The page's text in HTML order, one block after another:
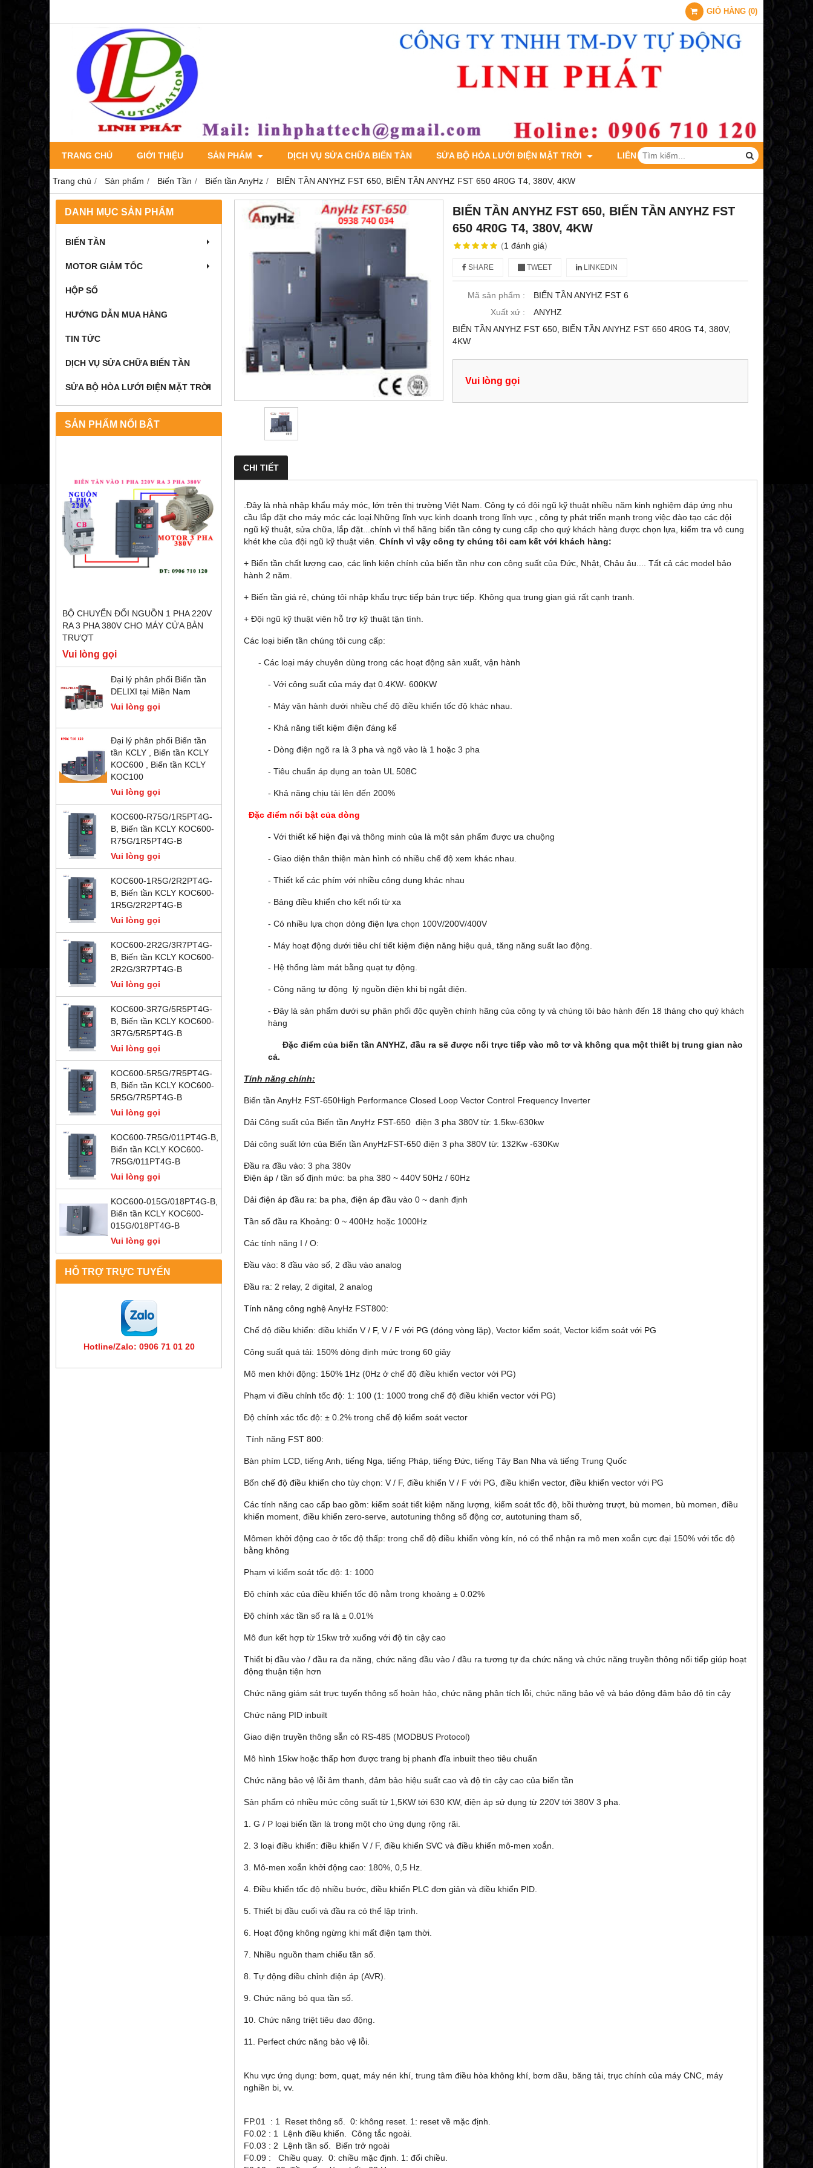
GIỎ HÀNG (0)
TRANG CHỦ GIỚI THIỆU SẢN PHẨM DỊCH VỤ SỬA CHỮA BIẾN TẦN SỬA BỘ HÒA LƯỚI ĐIỆN MẶT TRỜI LIÊN HỆ
Trang chủ Sản phẩm Biến Tần Biến tần AnyHz BIẾN TẦN ANYHZ FST 650, BIẾN TẦN ANYHZ FST 650 4R0G T4, 380V, 4KW
DANH MỤC SẢN PHẨM
BIẾN TẦN
MOTOR GIẢM TỐC
HỘP SỐ
HƯỚNG DẪN MUA HÀNG
TIN TỨC
DỊCH VỤ SỬA CHỮA BIẾN TẦN
SỬA BỘ HÒA LƯỚI ĐIỆN MẶT TRỜI
SẢN PHẨM NỔI BẬT
BỘ CHUYỂN ĐỔI NGUỒN 1 PHA 220V
RA 3 PHA 380V CHO MÁY CỬA BÀN
TRƯỢT
Vui lòng gọi
Đại lý phân phối Biến tần
DELIXI tại Miền Nam
Vui lòng gọi
Đại lý phân phối Biến tần
tần KCLY , Biến tần KCLY
KOC600 , Biến tần KCLY
KOC100
Vui lòng gọi
KOC600-R75G/1R5PT4G-
B, Biến tần KCLY KOC600-
R75G/1R5PT4G-B
Vui lòng gọi
KOC600-1R5G/2R2PT4G-
B, Biến tần KCLY KOC600-
1R5G/2R2PT4G-B
Vui lòng gọi
KOC600-2R2G/3R7PT4G-
B, Biến tần KCLY KOC600-
2R2G/3R7PT4G-B
Vui lòng gọi
KOC600-3R7G/5R5PT4G-
B, Biến tần KCLY KOC600-
3R7G/5R5PT4G-B
Vui lòng gọi
KOC600-5R5G/7R5PT4G-
B, Biến tần KCLY KOC600-
5R5G/7R5PT4G-B
Vui lòng gọi
KOC600-7R5G/011PT4G-B,
Biến tần KCLY KOC600-
7R5G/011PT4G-B
Vui lòng gọi
KOC600-015G/018PT4G-B,
Biến tần KCLY KOC600-
015G/018PT4G-B
Vui lòng gọi
HỖ TRỢ TRỰC TUYẾN
Hotline/Zalo: 0906 71 01 20
BIẾN TẦN ANYHZ FST 650, BIẾN TẦN ANYHZ FST
650 4R0G T4, 380V, 4KW
(1 đánh giá)
SHARE TWEET LINKEDIN
Mã sản phẩm :
BIẾN TẦN ANYHZ FST 6
Xuất xứ :
ANYHZ
BIẾN TẦN ANYHZ FST 650, BIẾN TẦN ANYHZ FST 650 4R0G T4, 380V,
4KW
Vui lòng gọi
CHI TIẾT
.Đây là nhà nhập khẩu máy móc, lớn trên thị trường Việt Nam. Công ty có đội ngũ kỹ thuật nhiều năm kinh nghiệm đáp ứng nhu
cầu lắp đặt cho máy móc các loại.Những lĩnh vực kinh doanh trong lĩnh vực , công ty phát triển mạnh trong việc đào tạo các đội
ngũ kỹ thuật, sửa chữa, lắp đặt...chính vì thế hãng biến tần công ty cung cấp cho quý khách hàng được chọn lựa, kiểm tra vô cung
khét khe của đội ngũ kỹ thuật viên. Chính vì vậy công ty chúng tôi cam kết với khách hàng:
+ Biến tần chất lượng cao, các linh kiện chính của biến tần như con công suất của Đức, Nhật, Châu âu.... Tất cả các model bảo
hành 2 năm.
+ Biến tần giá rẻ, chúng tôi nhập khẩu trực tiếp bán trực tiếp. Không qua trung gian giá rất cạnh tranh.
+ Đội ngũ kỹ thuật viên hỗ trợ kỹ thuật tận tình.
Các loại biến tần chúng tôi cung cấp:
- Các loại máy chuyên dùng trong các hoạt động sản xuất, vận hành
- Với công suất của máy đạt 0.4KW- 600KW
- Máy vận hành dưới nhiều chế độ điều khiển tốc độ khác nhau.
- Khả năng tiết kiệm điện đáng kể
- Dòng điện ngõ ra là 3 pha và ngõ vào là 1 hoặc 3 pha
- Tiêu chuẩn áp dụng an toàn UL 508C
- Khả năng chịu tải lên đến 200%
Đặc điểm nổi bật của dòng
- Với thiết kế hiện đại và thông minh của là một sản phẩm được ưa chuộng
- Giao diện thân thiện màn hình có nhiều chế độ xem khác nhau.
- Thiết kế các phím với nhiều công dụng khác nhau
- Bảng điều khiển cho kết nối từ xa
- Có nhiều lựa chọn dòng điện lựa chọn 100V/200V/400V
- Máy hoạt động dưới tiêu chí tiết kiệm điện năng hiệu quả, tăng năng suất lao động.
- Hệ thống làm mát bằng quạt tự động.
- Công năng tự động lý nguồn điện khi bị ngắt điện.
- Đây là sản phẩm dưới sự phân phối độc quyền chính hãng của công ty và chúng tôi bảo hành đến 18 tháng cho quý khách
hàng
Đặc điểm của biến tần ANYHZ, đầu ra sẽ được nối trực tiếp vào mô tơ và không qua một thiết bị trung gian nào
cả.
Tính năng chính:
Biến tần AnyHz FST-650High Performance Closed Loop Vector Control Frequency Inverter
Dải Công suất của Biến tần AnyHz FST-650 điện 3 pha 380V từ: 1.5kw-630kw
Dải công suất lớn của Biến tần AnyHzFST-650 điện 3 pha 380V từ: 132Kw -630Kw
Đầu ra đầu vào: 3 pha 380v
Điện áp / tần số định mức: ba pha 380 ~ 440V 50Hz / 60Hz
Dải điện áp đầu ra: ba pha, điện áp đầu vào 0 ~ danh định
Tần số đầu ra Khoảng: 0 ~ 400Hz hoặc 1000Hz
Các tính năng I / O:
Đầu vào: 8 đầu vào số, 2 đầu vào analog
Đầu ra: 2 relay, 2 digital, 2 analog
Tính năng công nghệ AnyHz FST800:
Chế độ điều khiển: điều khiển V / F, V / F với PG (đóng vòng lặp), Vector kiểm soát, Vector kiểm soát với PG
Công suất quá tải: 150% dòng định mức trong 60 giây
Mô men khởi động: 150% 1Hz (0Hz ở chế độ điều khiển vector với PG)
Phạm vi điều chỉnh tốc độ: 1: 100 (1: 1000 trong chế độ điều khiển vector với PG)
Độ chính xác tốc độ: ± 0.2% trong chế độ kiểm soát vector
Tính năng FST 800:
Bàn phím LCD, tiếng Anh, tiếng Nga, tiếng Pháp, tiếng Đức, tiếng Tây Ban Nha và tiếng Trung Quốc
Bốn chế độ điều khiển cho tùy chọn: V / F, điều khiển V / F với PG, điều khiển vector, điều khiển vector với PG
Các tính năng cao cấp bao gồm: kiểm soát tiết kiệm năng lượng, kiểm soát tốc độ, bồi thường trượt, bù momen, bù momen, điều
khiển moment, điều khiển zero-serve, autotuning thông số động cơ, autotuning tham số,
Mômen khởi động cao ở tốc độ thấp: trong chế độ điều khiển vòng kín, nó có thể nhận ra mô men xoắn cực đại 150% với tốc độ
bằng không
Phạm vi kiểm soát tốc độ: 1: 1000
Độ chính xác của điều khiển tốc độ nằm trong khoảng ± 0.02%
Độ chính xác tần số ra là ± 0.01%
Mô đun kết hợp từ 15kw trở xuống với độ tin cậy cao
Thiết bị đầu vào / đầu ra đa năng, chức năng đầu vào / đầu ra tương tự đa chức năng và chức năng truyền thông nối tiếp giúp hoạt
động thuận tiện hơn
Chức năng giám sát trực tuyến thông số hoàn hảo, chức năng phân tích lỗi, chức năng bảo vệ và báo động đảm bảo độ tin cậy
Chức năng PID inbuilt
Giao diện truyền thông sẵn có RS-485 (MODBUS Protocol)
Mô hình 15kw hoặc thấp hơn được trang bị phanh đĩa inbuilt theo tiêu chuẩn
Chức năng bảo vệ lỗi âm thanh, đảm bảo hiệu suất cao và độ tin cậy cao của biến tần
Sản phẩm có nhiều mức công suất từ 1,5KW tới 630 KW, điện áp sử dụng từ 220V tới 380V 3 pha.
1. G / P loại biến tần là trong một cho ứng dụng rộng rãi.
2. 3 loại điều khiển: điều khiển V / F, điều khiển SVC và điều khiển mô-men xoắn.
3. Mô-men xoắn khởi động cao: 180%, 0,5 Hz.
4. Điều khiển tốc độ nhiều bước, điều khiển PLC đơn giản và điều khiển PID.
5. Thiết bị đầu cuối và đầu ra có thể lập trình.
6. Hoạt động không ngừng khi mất điện tạm thời.
7. Nhiều nguồn tham chiếu tần số.
8. Tự động điều chỉnh điện áp (AVR).
9. Chức năng bỏ qua tần số.
10. Chức năng triệt tiêu dao động.
11. Perfect chức năng bảo vệ lỗi.
Khu vực ứng dụng: bơm, quạt, máy nén khí, trung tâm điều hòa không khí, bơm dầu, băng tải, trục chính của máy CNC, máy
nghiền bi, vv.
FP.01 : 1 Reset thông số. 0: không reset. 1: reset về mặc định.
F0.02 : 1 Lệnh điều khiển. Công tắc ngoài.
F0.03 : 2 Lệnh tần số. Biến trở ngoài
F0.09 : Chiều quay. 0: chiều mặc định. 1: đổi chiều.